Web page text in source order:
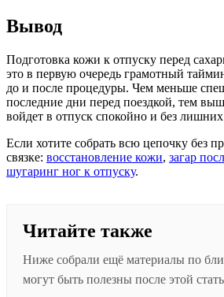
Вывод
Подготовка кожи к отпуску перед
это в первую очередь грамотный
до и после процедуры. Чем меньше
последние дни перед поездкой, тем
войдет в отпуск спокойно и без
Если хотите собрать всю цепочку без
связке: восстановление кожи, загар
шугаринг ног к отпуску.
Читайте также
Ниже собрали ещё материалы по
могут быть полезны после этой